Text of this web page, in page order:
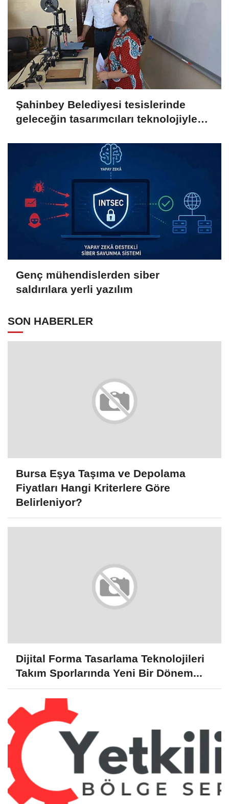
Şahinbey Belediyesi tesislerinde
geleceğin tasarımcıları teknolojiyle
Genç mühendislerden siber
saldırılara yerli yazılım
SON HABERLER
Bursa Eşya Taşıma ve Depolama
Fiyatları Hangi Kriterlere Göre
Belirleniyor?
Dijital Forma Tasarlama Teknolojileri
Takım Sporlarında Yeni Bir Dönem...